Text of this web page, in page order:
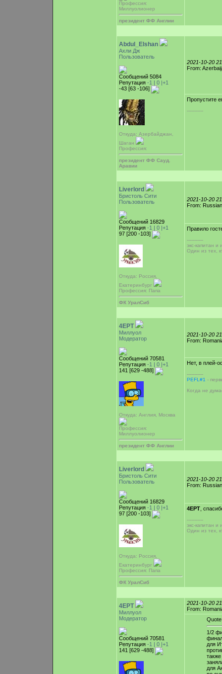
Профессия:
Миллуолионер
президент ФФ Англии
Abdul_Elshan
Ахли Дж
Пользователь
Сообщений 5084
Репутация -1 | 0 |+1
-43 [63 -106]
Откуда: Азербайджан,
Шаган
Профессия:
президент ФФ Сауд.
Аравии
2021-10-20
From:
Пропустите
-----------
Liverlord
Бристоль Сити
Пользователь
Сообщений 16829
Репутация -1 | 0 |+1
97 [200 -103]
Откуда: Россия,
Екатеринбург
Профессия: Папа
ФК УралСиб
2021-10-20
From:
Правило
-----------
экс-капитан
Один из тех,
4EPT
Миллуол
Модератор
Сообщений 70581
Репутация -1 | 0 |+1
141 [629 -488]
Откуда: Англия, Москва
Профессия:
Миллуолионер
президент ФФ Англии
2021-10-20
From:
Нет, в плей-
-----------
PEFL#1 -
Когда не
Liverlord
Бристоль Сити
Пользователь
Сообщений 16829
Репутация -1 | 0 |+1
97 [200 -103]
Откуда: Россия,
Екатеринбург
Профессия: Папа
ФК УралСиб
2021-10-20
From:
4EPT ,
-----------
экс-капитан
Один из тех,
4EPT
Миллуол
Модератор
Сообщений 70581
Репутация -1 | 0 |+1
141 [629 -488]
2021-10-20
From:
Quote
1/2
для
для